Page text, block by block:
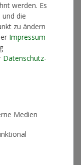
werden. Es
die
zu ändern
Impressum
Daten­schutz­
Medien